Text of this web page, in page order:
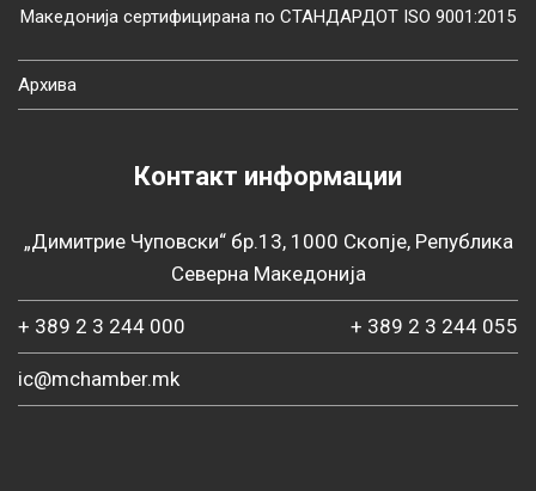
Македонија сертифицирана по СТАНДАРДОТ ISO 9001:2015
Архива
Контакт информации
„Димитрие Чуповски“ бр.13, 1000 Скопје, Република
Северна Македонија
+ 389 2 3 244 000 + 389 2 3 244 055
ic@mchamber.mk